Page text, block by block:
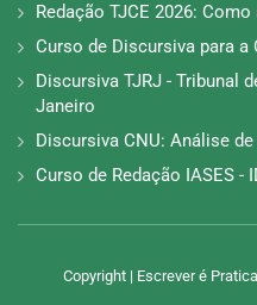
Redação TJCE 2026:
Curso de Discursiva para a
Discursiva TJRJ - Tribunal
Janeiro
Discursiva CNU: Análise
Curso de Redação IASES -
Copyright | Escrever é